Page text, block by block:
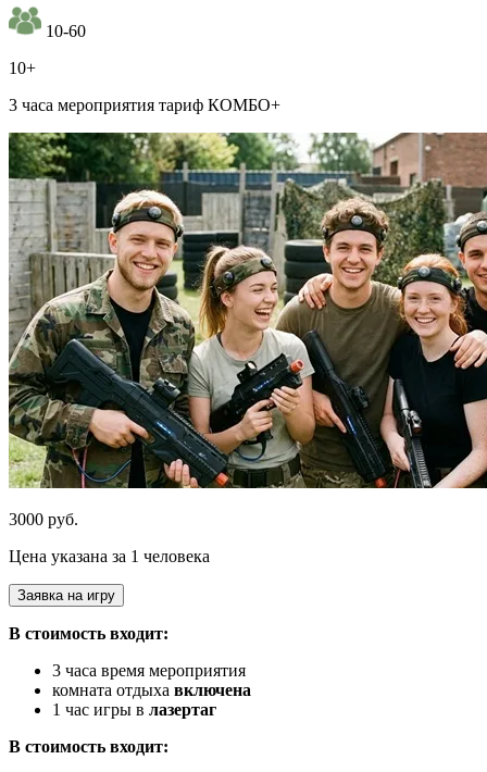
10-60
10+
3 часа мероприятия тариф КОМБО+
3000 руб.
Цена указана за 1 человека
Заявка на игру
В стоимость входит:
3 часа время мероприятия
комната отдыха включена
1 час игры в лазертаг
В стоимость входит: